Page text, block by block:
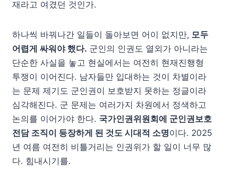
재라고 여겼던 것인가.
하나씩 바꿔나간 일들이 돌아보면 어이 없지만, 모두
어렵게 싸워야 했다. 군인의 인권도 열외가 아니라는
단순한 사실을 놓고 현실에서는 여전히 현재진행형
투쟁이 이어진다. 남자들만 입대하는 것이 차별이라
는 문제 제기도 군인권이 보호받지 못하는 정글이라
심각해진다. 군 문제는 여러가지 차원에서 정색하고
논의를 이어가야 한다. 국가인권위원회에 군인권보호
전담 조직이 등장하게 된 것도 시대적 소명이다. 2025
년 여름 여전히 비틀거리는 인권위가 할 일이 너무 많
다. 힘내시기를.